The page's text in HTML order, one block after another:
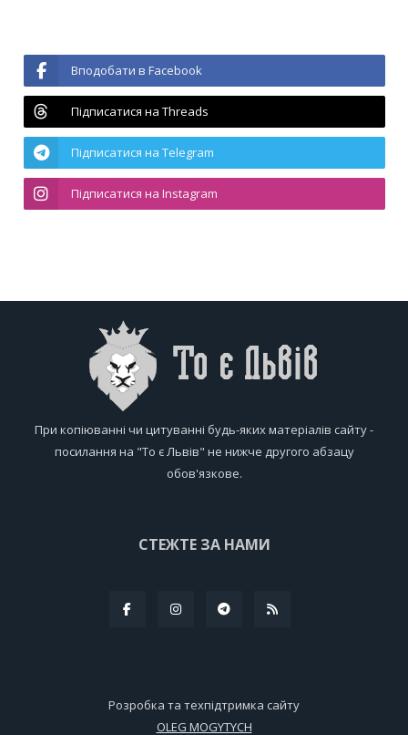
Вподобати в Facebook
Підписатися на Threads
Підписатися на Telegram
Підписатися на Instagram
При копіюванні чи цитуванні будь-яких матеріалів сайту -
посилання на "То є Львів" не нижче другого абзацу
обов'язкове.
СТЕЖТЕ ЗА НАМИ
Розробка та техпідтримка сайту
OLEG MOGYTYCH